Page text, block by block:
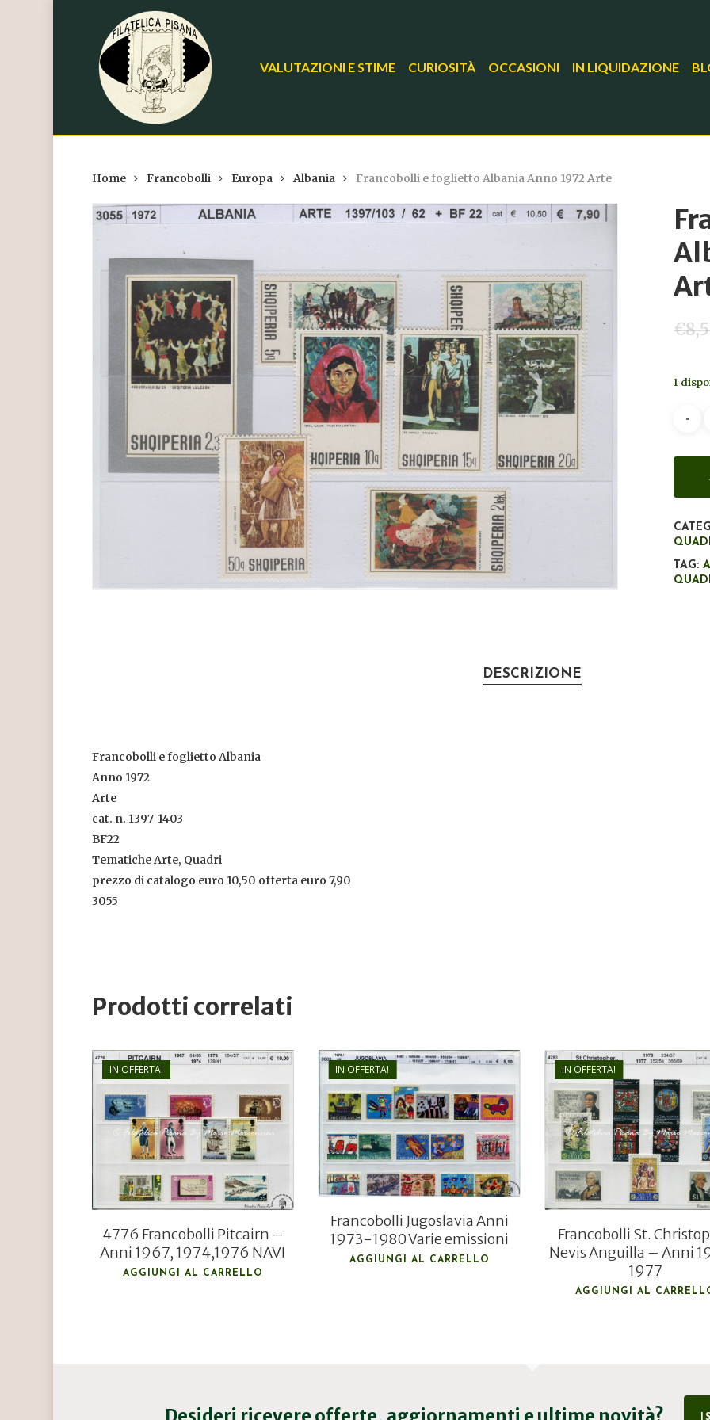
Hit enter to search or ESC to close
VALUTAZIONI E STIME CURIOSITÀ OCCASIONI IN LIQUIDAZIONE
Home Francobolli Europa Albania Francobolli e foglietto Albania Anno 1972 Arte
€
1
TAG:
DESCRIZIONE
Francobolli e foglietto Albania
Anno 1972
Arte
cat. n. 1397-1403
BF22
Tematiche Arte, Quadri
prezzo di catalogo euro 10,50 offerta euro 7,90
3055
Prodotti correlati
IN OFFERTA!
€10,00
€7,20
4776 Francobolli Pitcairn –
Anni 1967, 1974,1976 NAVI
AGGIUNGI AL CARRELLO
IN OFFERTA!
€5,10
Francobolli Jugoslavia Anni
1973-1980 Varie emissioni
AGGIUNGI AL CARRELLO
IN OFFERTA! €6,00
€4,00
Francobolli St.
Nevis Anguilla – Anni
1977
AGGIUNGI AL